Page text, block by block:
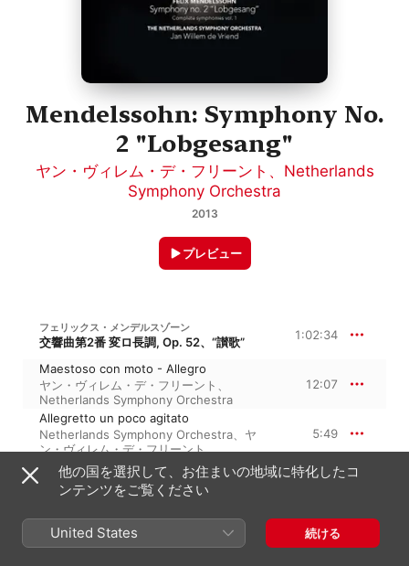
Mendelssohn: Symphony No.
2 "Lobgesang"
ヤン・ヴィレム・デ・フリーント 、 Netherlands
Symphony Orchestra
2013
プレビュー
フェリックス・メンデルスゾーン
交響曲第2番 変ロ長調, Op. 52、“讃歌” 1:02:34
Maestoso con moto - Allegro
ヤン・ヴィレム・デ・フリーント 、
Netherlands Symphony Orchestra
12:07
Allegretto un poco agitato
Netherlands Symphony Orchestra、 ヤ
ン・ヴィレム・デ・フリーント
5:49
Adagio religioso
ヤン・ヴィレム・デ・フリーント
Netherlands Symphony Orchestra
6:09
Allegro moderato maestoso - Animato
ユディト・ファン・ワンロイ
Consensus
Vocalis、ヤン・ヴィレム・デ・フリーン
1:37
他の国を選択して、お住まいの地域に特化したコ
ンテンツをご覧ください
United States 続ける